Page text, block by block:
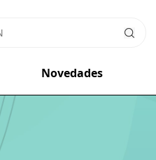
Novedades